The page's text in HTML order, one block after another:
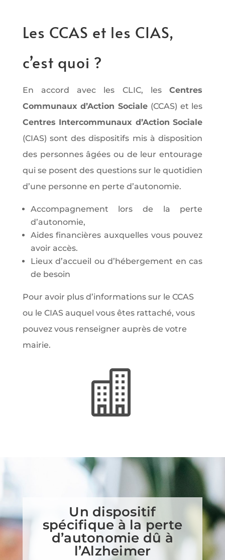
Les CCAS et les CIAS,
c’est quoi ?
En accord avec les CLIC, lesCentres
Communaux d’Action Sociale (CCAS) et les
Centres Intercommunaux d’Action Sociale
(CIAS) sont des dispositifs mis à disposition
des personnes âgées ou de leur entourage
qui se posent des questions sur le quotidien
d’une personne en perte d’autonomie.
Accompagnement lors de la perte
d’autonomie,
Aides financières auxquelles vous pouvez
avoir accès.
Lieux d’accueil ou d’hébergement en cas
de besoin
Pour avoir plus d’informations sur le CCAS
ou le CIAS auquel vous êtes rattaché, vous
pouvez vous renseigner auprès de votre
mairie.

Un dispositif
spécifique à la perte
d’autonomie dû à
l’Alzheimer